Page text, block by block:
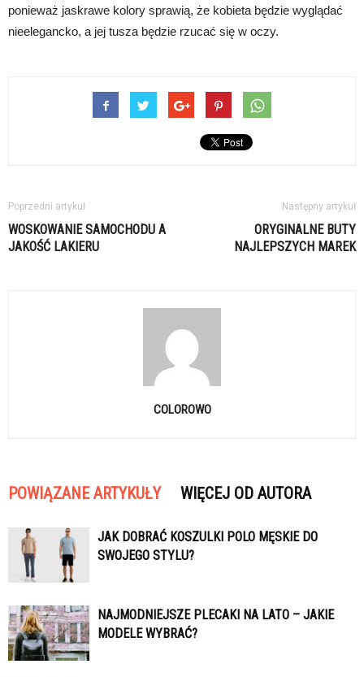
ponieważ jaskrawe kolory sprawią, że kobieta będzie wyglądać
nieelegancko, a jej tusza będzie rzucać się w oczy.
Poprzedni artykuł
WOSKOWANIE SAMOCHODU A
JAKOŚĆ LAKIERU
Następny artykuł
ORYGINALNE BUTY
NAJLEPSZYCH MAREK
COLOROWO
POWIĄZANE ARTYKUŁY WIĘCEJ OD AUTORA
JAK DOBRAĆ KOSZULKI POLO MĘSKIE DO
SWOJEGO STYLU?
NAJMODNIEJSZE PLECAKI NA LATO – JAKIE
MODELE WYBRAĆ?